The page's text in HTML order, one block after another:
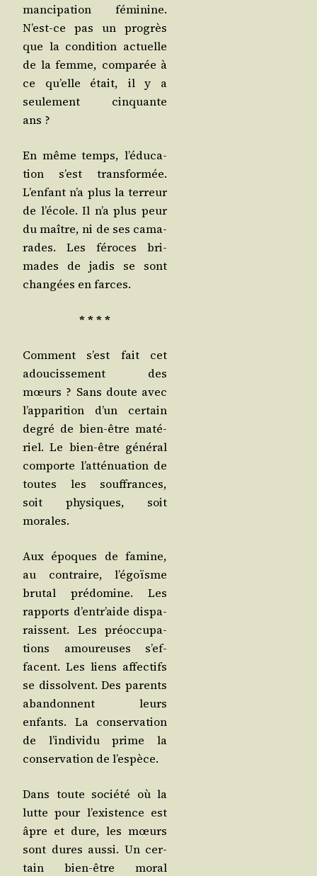
man­ci­pa­tion fémi­nine.
N’est-ce pas un pro­grès
que la condi­tion actuelle
de la femme, com­pa­rée à
ce qu’elle était, il y a
seule­ment cin­quante
ans ?
En même temps, l’é­du­ca­
tion s’est trans­for­mée.
L’en­fant n’a plus la ter­reur
de l’é­cole. Il n’a plus peur
du maître, ni de ses cama­
rades. Les féroces bri­
mades de jadis se sont
chan­gées en farces.
* * * *
Com­ment s’est fait cet
adou­cis­se­ment des
mœurs ? Sans doute avec
l’ap­pa­ri­tion d’un cer­tain
degré de bien-être maté­
riel. Le bien-être géné­ral
com­porte l’at­té­nua­tion de
toutes les souf­frances,
soit phy­siques, soit
morales.
Aux époques de famine,
au contraire, l’égoïsme
bru­tal pré­do­mine. Les
rap­ports d’en­tr’aide dis­pa­
raissent. Les pré­oc­cu­pa­
tions amou­reuses s’ef­
facent. Les liens affec­tifs
se dis­solvent. Des parents
aban­donnent leurs
enfants. La conser­va­tion
de l’in­di­vi­du prime la
conser­va­tion de l’espèce.
Dans toute socié­té où la
lutte pour l’exis­tence est
âpre et dure, les mœurs
sont dures aus­si. Un cer­
tain bien-être moral